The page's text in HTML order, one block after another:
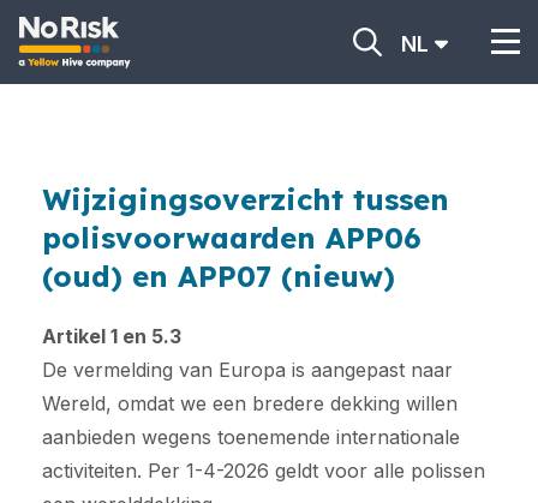
NL
Wijzigingsoverzicht tussen
polisvoorwaarden APP06
(oud) en APP07 (nieuw)
Artikel 1 en 5.3
De vermelding van Europa is aangepast naar
Wereld, omdat we een bredere dekking willen
aanbieden wegens toenemende internationale
activiteiten. Per 1-4-2026 geldt voor alle polissen